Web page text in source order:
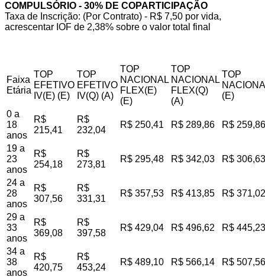
COMPULSÓRIO - 30% DE COPARTICIPAÇÃO
Taxa de Inscrição: (Por Contrato) - R$ 7,50 por vida,
acrescentar IOF de 2,38% sobre o valor total final
Faixa
Etária
TOP
EFETIVO
IV(E) (E)
TOP
EFETIVO
IV(Q) (A)
TOP
NACIONAL
FLEX(E)
(E)
TOP
NACIONAL
FLEX(Q)
(A)
TOP
(E)
0 a
18
anos
R$
215,41
R$
232,04
R$ 250,41 R$ 289,86 R$ 259,86
19 a
23
anos
R$
254,18
R$
273,81
R$ 295,48 R$ 342,03 R$ 306,63
24 a
28
anos
R$
307,56
R$
331,31
R$ 357,53 R$ 413,85 R$ 371,02
29 a
33
anos
R$
369,08
R$
397,58
R$ 429,04 R$ 496,62 R$ 445,23
34 a
38
anos
R$
420,75
R$
453,24
R$ 489,10 R$ 566,14 R$ 507,56